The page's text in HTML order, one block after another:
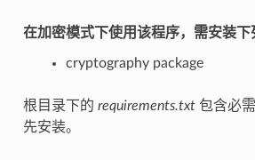
在加密模式下使用该程序，需安装下
cryptography package
根目录下的 requirements.txt包含必
先安装。